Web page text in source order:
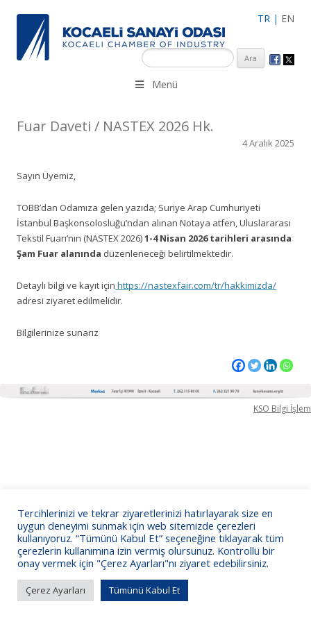
TR | EN
KSO 3500’ü aşkın sanayi kuruluşuna uzman çalışanları ile İzmit
Merkez, Çayırova, Dilovası, Gebze ve İMES OSB’deki ofisleri ile
Menü
Fuar Daveti / NASTEX 2026 Hk.
4 Aralık 2025
Sayın Üyemiz,
TOBB’dan Odamıza gelen yazıda; Suriye Arap Cumhuriyeti
İstanbul Başkonsolosluğu’ndan alınan Notaya atfen, Uluslararası
Tekstil Fuarı’nın (NASTEX 2026)1-4 Nisan 2026 tarihleri arasında
Şam Fuar alanında düzenleneceği belirtilmektedir.
Detaylı bilgi ve kayıt için https://nastexfair.com/tr/hakkimizda/
adresi ziyaret edilmelidir.
Bilgilerinize sunarız
KSO Bilgi İşlem
Tercihlerinizi ve tekrar ziyaretlerinizi hatırlayarak size en
uygun deneyimi sunmak için web sitemizde çerezleri
kullanıyoruz. “Tümünü Kabul Et” seçeneğine tıklayarak tüm
çerezlerin kullanımına izin vermiş olursunuz. Kontrollü bir
onay vermek için "Çerez Ayarları"nı ziyaret edebilirsiniz.
Çerez Ayarları Tümünü Kabul Et